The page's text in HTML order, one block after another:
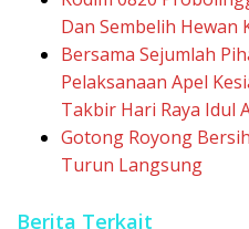
Dan Sembelih Hewan
Bersama Sejumlah
Pelaksanaan Apel
Takbir Hari Raya Idul
Gotong Royong
Turun Langsung
Berita Terkait